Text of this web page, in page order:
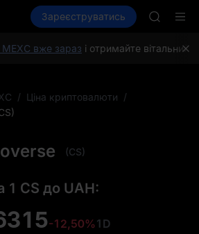
криптовалюту Ринки Спот
Зареєструватись
SKYAI
SPCX
вже заразі отримайте вітальний
/ Ціна криптовалюти /
(CS)
1 CS до UAH:
-12,50%1D